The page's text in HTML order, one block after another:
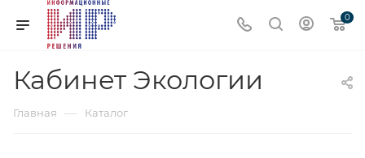
0
Кабинет Экологии
Главная — Каталог